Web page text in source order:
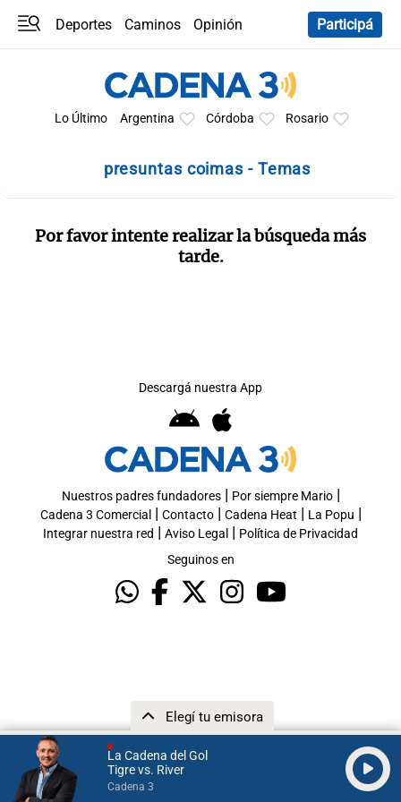
La Cadena del Gol
Tigre vs. River
Cadena 3
Elegí tu emisora
Deportes Caminos
Opinión
Participá
Lo Último Argentina Córdoba Rosario
presuntas coimas - Temas
Por favor intente realizar la búsqueda más
tarde.
Descargá nuestra App
Nuestros padres fundadores| Por siempre Mario|
Cadena 3 Comercial | Contacto| Cadena Heat | La Popu |
Integrar nuestra red | Aviso Legal | Política de Privacidad
Seguinos en